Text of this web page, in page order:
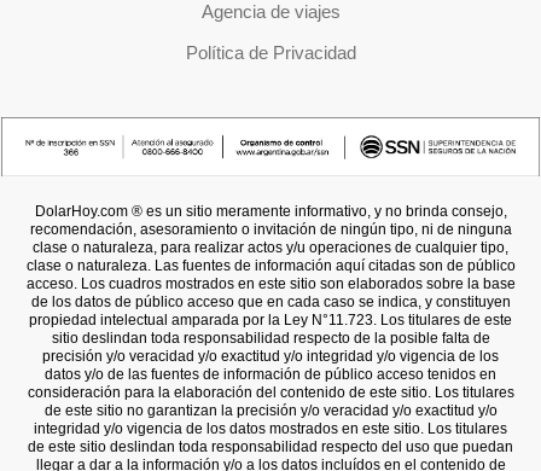
Agencia de viajes
Política de Privacidad
DolarHoy.com ® es un sitio meramente informativo, y no brinda consejo,
recomendación, asesoramiento o invitación de ningún tipo, ni de ninguna
clase o naturaleza, para realizar actos y/u operaciones de cualquier tipo,
clase o naturaleza. Las fuentes de información aquí citadas son de público
acceso. Los cuadros mostrados en este sitio son elaborados sobre la base
de los datos de público acceso que en cada caso se indica, y constituyen
propiedad intelectual amparada por la Ley N°11.723. Los titulares de este
sitio deslindan toda responsabilidad respecto de la posible falta de
precisión y/o veracidad y/o exactitud y/o integridad y/o vigencia de los
datos y/o de las fuentes de información de público acceso tenidos en
consideración para la elaboración del contenido de este sitio. Los titulares
de este sitio no garantizan la precisión y/o veracidad y/o exactitud y/o
integridad y/o vigencia de los datos mostrados en este sitio. Los titulares
de este sitio deslindan toda responsabilidad respecto del uso que puedan
llegar a dar a la información y/o a los datos incluídos en el contenido de